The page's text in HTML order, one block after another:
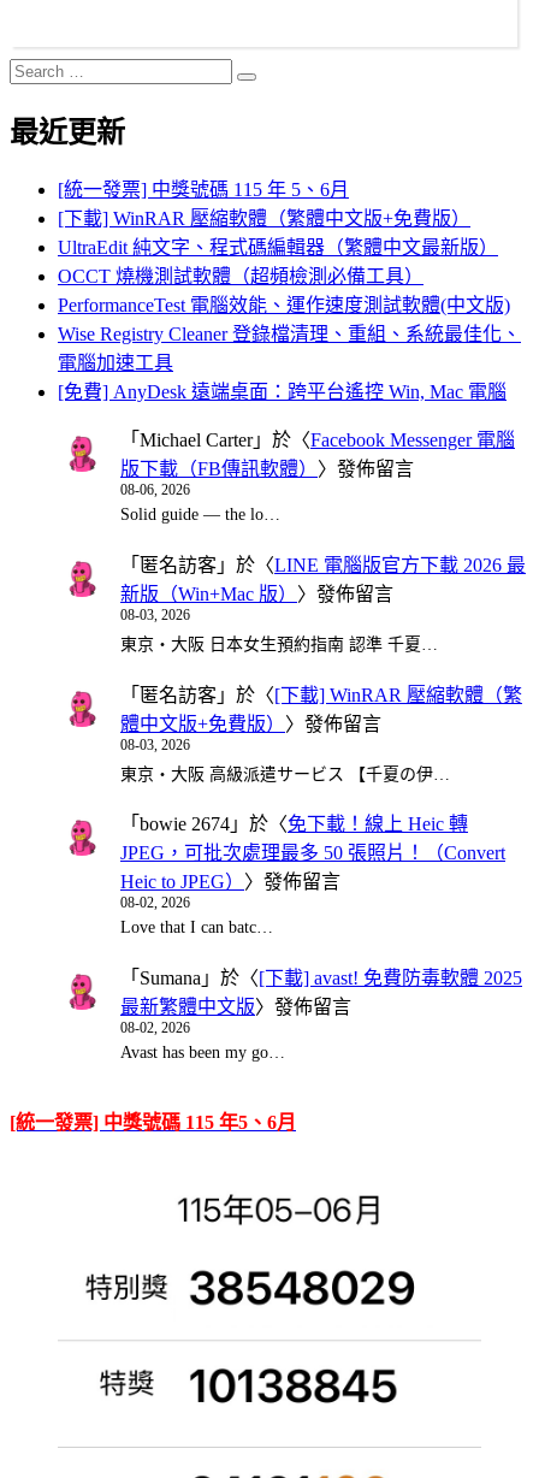
Search
for:
Search
最近更新
[統一發票] 中獎號碼 115 年 5、6月
[下載] WinRAR 壓縮軟體（繁體中文版+免費版）
UltraEdit 純文字、程式碼編輯器（繁體中文最新版）
OCCT 燒機測試軟體（超頻檢測必備工具）
PerformanceTest 電腦效能、運作速度測試軟體(中文版)
Wise Registry Cleaner 登錄檔清理、重組、系統最佳化、
電腦加速工具
[免費] AnyDesk 遠端桌面：跨平台遙控 Win, Mac 電腦
「 Michael Carter」於〈Facebook Messenger 電腦
版下載（FB傳訊軟體） 〉發佈留言
08-06, 2026
Solid guide — the lo…
「 匿名訪客 」於〈LINE 電腦版官方下載 2026 最
新版（Win+Mac 版） 〉發佈留言
08-03, 2026
東京・大阪 日本女生預約指南 認準 千夏…
「 匿名訪客 」於〈[下載] WinRAR 壓縮軟體（繁
體中文版+免費版） 〉發佈留言
08-03, 2026
東京・大阪 高級派遣サービス 【千夏の伊…
「 bowie 2674 」於〈免下載！線上 Heic 轉
JPEG，可批次處理最多 50 張照片！（Convert
Heic to JPEG） 〉發佈留言
08-02, 2026
Love that I can batc…
「 Sumana 」於〈[下載] avast! 免費防毒軟體 2025
最新繁體中文版〉發佈留言
08-02, 2026
Avast has been my go…
[統一發票] 中獎號碼 115 年5、6月